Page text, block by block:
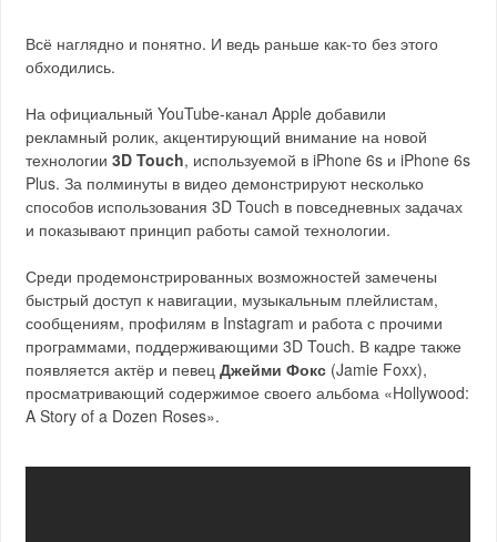
Всё наглядно и понятно. И ведь раньше как-то без этого
обходились.
На официальный YouTube-канал Apple добавили
рекламный ролик, акцентирующий внимание на новой
технологии3D Touch, используемой в iPhone 6s и iPhone 6s
Plus. За полминуты в видео демонстрируют несколько
способов использования 3D Touch в повседневных задачах
и показывают принцип работы самой технологии.
Среди продемонстрированных возможностей замечены
быстрый доступ к навигации, музыкальным плейлистам,
сообщениям, профилям в Instagram и работа с прочими
программами, поддерживающими 3D Touch. В кадре также
появляется актёр и певецДжейми Фокс (Jamie Foxx),
просматривающий содержимое своего альбома «Hollywood:
A Story of a Dozen Roses».